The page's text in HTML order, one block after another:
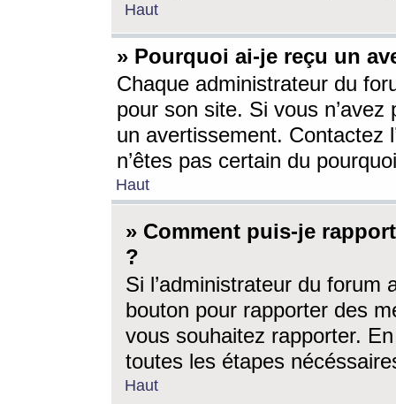
Haut
» Pourquoi ai-je reçu un
Chaque administrateur du
pour son site. Si vous
un avertissement. Contactez
n’êtes pas certain du
Haut
» Comment puis-je
?
Si l’administrateur du forum
bouton pour rapporter des
vous souhaitez rapporter.
toutes les étapes
Haut